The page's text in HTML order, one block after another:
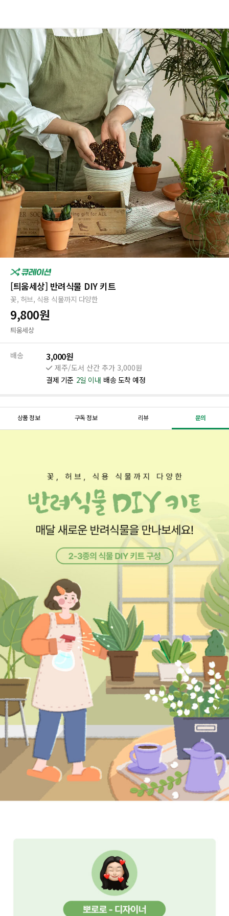
[틔움세상] 반려식물 DIY 키트
꽃, 허브, 식용 식물까지 다양한
9,800원
틔움세상
배송 3,000원
제주/도서 산간 추가 3,000원
결제 기준 2일 이내 배송 도착 예정
상품 정보 구독 정보 리뷰 문의